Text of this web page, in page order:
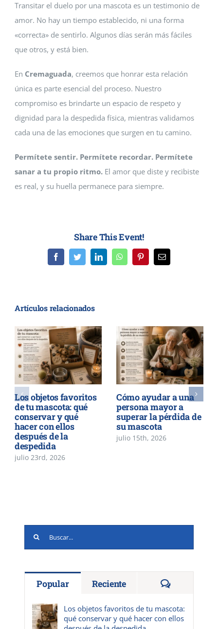
Transitar el duelo por una mascota es un testimonio de
amor. No hay un tiempo establecido, ni una forma
«correcta» de sentirlo. Algunos días serán más fáciles
que otros, y está bien.
En Cremaguada, creemos que honrar esta relación
única es parte esencial del proceso. Nuestro
compromiso es brindarte un espacio de respeto y
dignidad para la despedida física, mientras validamos
cada una de las emociones que surgen en tu camino.
Permítete sentir. Permítete recordar. Permítete
sanar a tu propio ritmo. El amor que diste y recibiste
es real, y su huella permanece para siempre.
Share This Event!
FacebookTwitterLinkedInWhatsAppPinterestCorreo
Artículos relacionados
Los objetos favoritos
de tu mascota: qué
conservar y qué
hacer con ellos
después de la
despedida
julio 23rd, 2026
Cómo ayudar a una
persona mayor a
superar la pérdida de
su mascota
julio 15th, 2026
Popular Reciente
Los objetos favoritos de tu mascota:
qué conservar y qué hacer con ellos